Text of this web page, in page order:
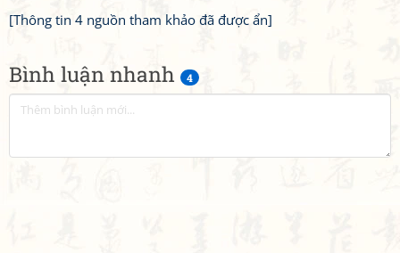
Bình luận nhanh 4
[Thông tin 4 nguồn tham khảo đã được ẩn]